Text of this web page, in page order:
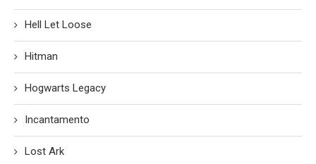
Hell Let Loose
Hitman
Hogwarts Legacy
Incantamento
Lost Ark